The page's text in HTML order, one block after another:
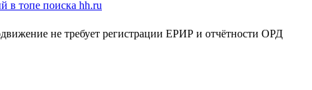
не требует регистрации ЕРИР и отчётности ОРД